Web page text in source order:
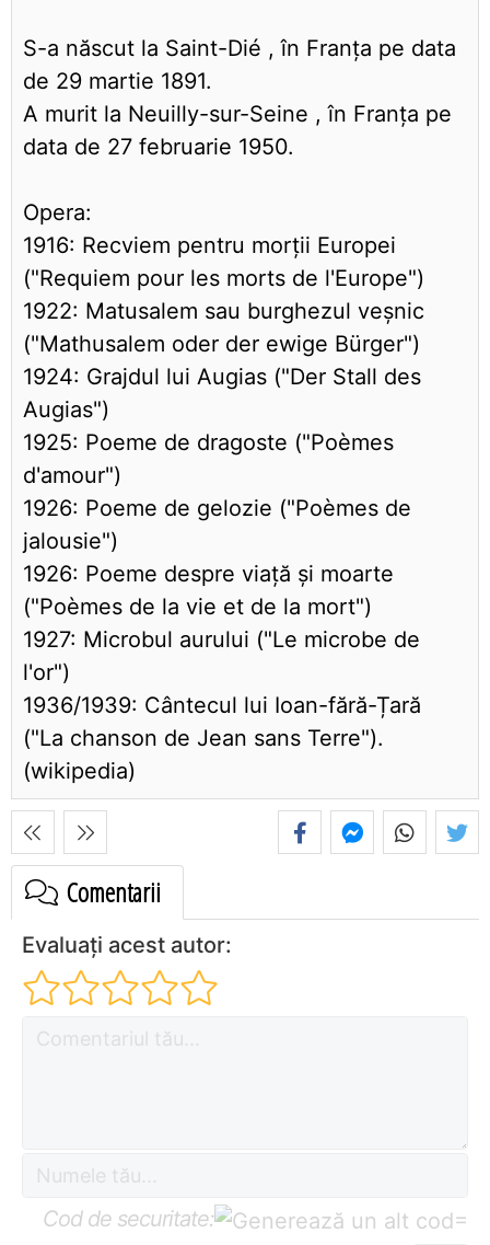
S-a născut la Saint-Dié , în Franţa pe data
de 29 martie 1891.
A murit la Neuilly-sur-Seine , în Franţa pe
data de 27 februarie 1950.
Opera:
1916: Recviem pentru morții Europei
("Requiem pour les morts de l'Europe")
1922: Matusalem sau burghezul veșnic
("Mathusalem oder der ewige Bürger")
1924: Grajdul lui Augias ("Der Stall des
Augias")
1925: Poeme de dragoste ("Poèmes
d'amour")
1926: Poeme de gelozie ("Poèmes de
jalousie")
1926: Poeme despre viață și moarte
("Poèmes de la vie et de la mort")
1927: Microbul aurului ("Le microbe de
l'or")
1936/1939: Cântecul lui Ioan-fără-Țară
("La chanson de Jean sans Terre").
(wikipedia)
Comentarii
Evaluați acest autor:
Cod de securitate: =